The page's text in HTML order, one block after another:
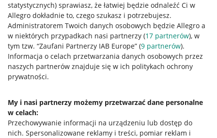
statystycznych) sprawiasz, że łatwiej będzie odnaleźć Ci w
Allegro dokładnie to, czego szukasz i potrzebujesz.
Administratorem Twoich danych osobowych będzie Allegro a
w niektórych przypadkach nasi partnerzy (17 partnerów), w
tym tzw. “Zaufani Partnerzy IAB Europe” (9 partnerów).
Informacja o celach przetwarzania danych osobowych przez
naszych partnerów znajduje się w ich politykach ochrony
prywatności.
My i nasi partnerzy możemy przetwarzać dane personalne
w celach:
Przechowywanie informacji na urządzeniu lub dostęp do
nich. Spersonalizowane reklamy i treści, pomiar reklam i
Przydatne informacje
Jak to działa
Allegro Gadane dla sprzedających
Allegro Gadane dla kupujących